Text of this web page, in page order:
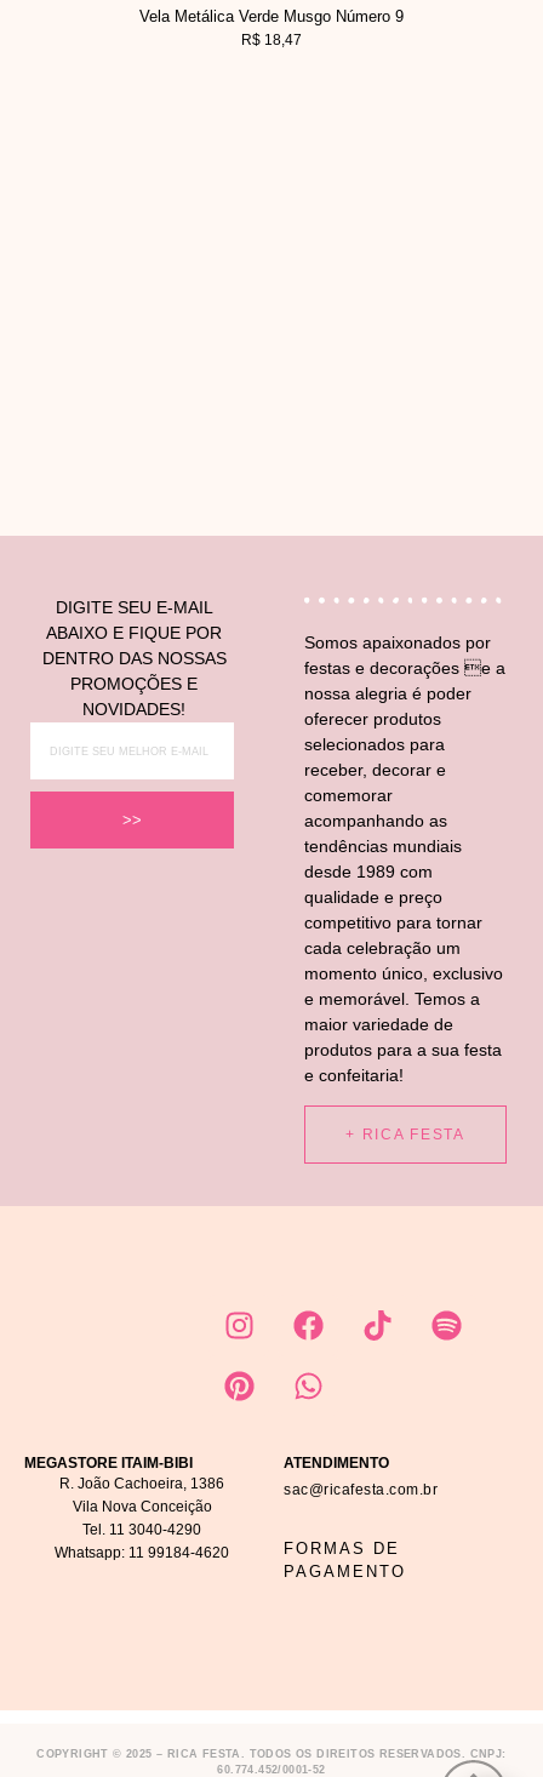
Vela Metálica Verde Musgo Número 9
R$ 18,47
DIGITE SEU E-MAIL
ABAIXO E FIQUE POR
DENTRO DAS NOSSAS
PROMOÇÕES E
NOVIDADES!
>>
Somos apaixonados por
festas e decorações e a
nossa alegria é poder
oferecer produtos
selecionados para
receber, decorar e
comemorar
acompanhando as
tendências mundiais
desde 1989 com
qualidade e preço
competitivo para tornar
cada celebração um
momento único, exclusivo
e memorável. Temos a
maior variedade de
produtos para a sua festa
e confeitaria!
+ RICA FESTA
MEGASTORE ITAIM-BIBI
R. João Cachoeira, 1386
Vila Nova Conceição
Tel. 11 3040-4290
Whatsapp: 11 99184-4620
ATENDIMENTO
sac@ricafesta.com.br
FORMAS DE
PAGAMENTO
COPYRIGHT © 2025 – RICA FESTA. TODOS OS DIREITOS RESERVADOS. CNPJ:
60.774.452/0001-52